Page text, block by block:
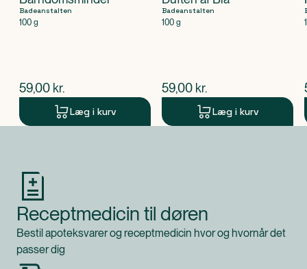
Badeanstalten
100 g
$nuværende pris
59,00 kr.
Læg i kurv
Badeanstalten
100 g
$nuværende pris
59,00 kr.
Læg i kurv
Receptmedicin til døren
Bestil apoteksvarer og receptmedicin hvor og hvornår det
passer dig